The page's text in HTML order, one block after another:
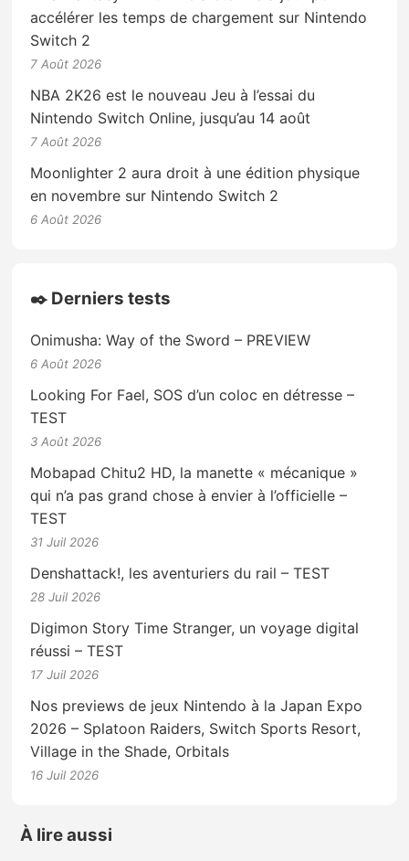
accélérer les temps de chargement sur Nintendo
Switch 2
7 Août 2026
NBA 2K26 est le nouveau Jeu à l’essai du
Nintendo Switch Online, jusqu’au 14 août
7 Août 2026
Moonlighter 2 aura droit à une édition physique
en novembre sur Nintendo Switch 2
6 Août 2026
✒️ Derniers tests
Onimusha: Way of the Sword – PREVIEW
6 Août 2026
Looking For Fael, SOS d’un coloc en détresse –
TEST
3 Août 2026
Mobapad Chitu2 HD, la manette « mécanique »
qui n’a pas grand chose à envier à l’officielle –
TEST
31 Juil 2026
Denshattack!, les aventuriers du rail – TEST
28 Juil 2026
Digimon Story Time Stranger, un voyage digital
réussi – TEST
17 Juil 2026
Nos previews de jeux Nintendo à la Japan Expo
2026 – Splatoon Raiders, Switch Sports Resort,
Village in the Shade, Orbitals
16 Juil 2026
À lire aussi